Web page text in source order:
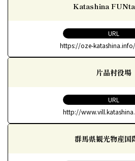
Katashina
URL
https://oze-
片品村役場
URL
http://
群馬県観光物産国